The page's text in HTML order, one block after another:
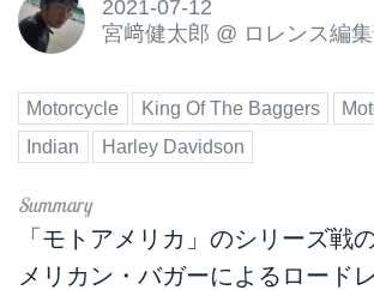
2021-07-12
宮﨑健太郎 @ ロレンス編
Motorcycle King Of The Baggers
Indian
Harley Davidson
「モトアメリカ」のシリーズ戦
メリカン・バガーによるロード